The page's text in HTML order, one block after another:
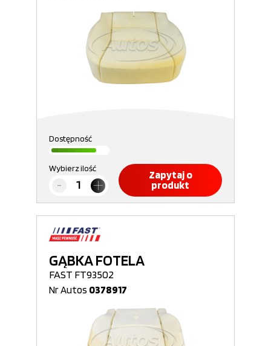
Dostępność
Wybierz ilość
Zapytaj o
produkt
GĄBKA FOTELA
FAST FT93502
Nr Autos 0378917